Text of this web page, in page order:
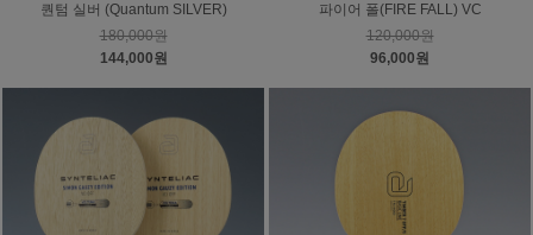
퀀텀 실버 (Quantum SILVER)
180,000원
144,000원
파이어 폴(FIRE FALL) VC
120,000원
96,000원